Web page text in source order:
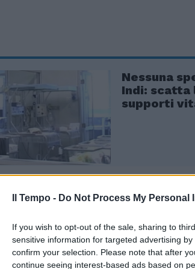
Il Tempo - Do Not Process My Personal
If you wish to opt-out of the sale, sharing to
sensitive information for targeted advertising
confirm your selection. Please note that after
continue seeing interest-based ads based on
Nessuna
Indi: scatta
supporti
La giustizia inglese non ha voluto
giudici inglesi di procedere oggi alle
sospensione dei sostegni vitali per
nonostante la possibilità
Rudy
Trump,